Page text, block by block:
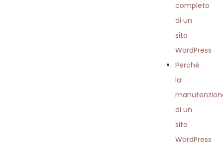
completo
di un
sito
WordPress
Perché
la
di un
sito
WordPress